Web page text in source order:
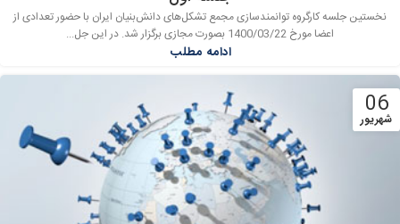
نخستین جلسه کارگروه توانمندسازی مجمع تشکل‌های دانش‌بنیان ایران با حضور تعدادی از
اعضا مورخ 1400/03/22 بصورت مجازی برگزار شد. در این جل...
ادامه مطلب
06
شهریور